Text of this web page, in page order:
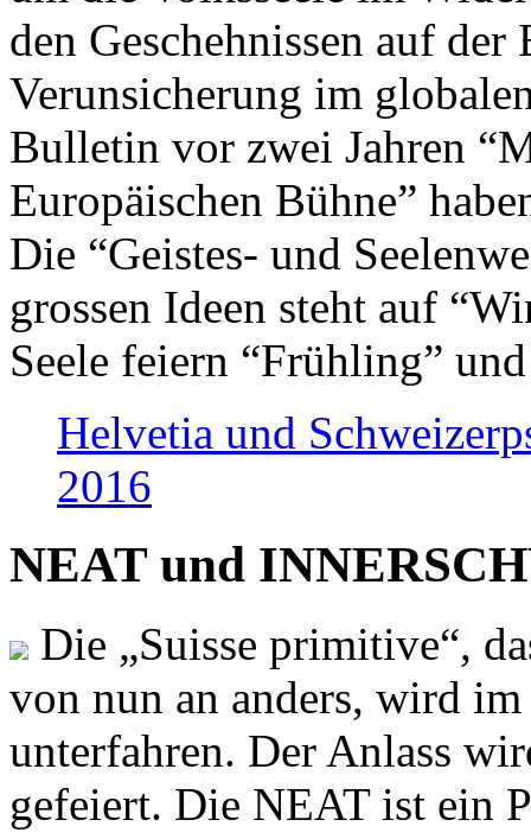
den Geschehnissen auf
Verunsicherung im
Bulletin vor zwei Jahren
Europäischen Bühne”
Die “Geistes- und
grossen Ideen steht auf
Seele feiern “Frühling”
Helvetia und
2016
NEAT und
Die „Suisse primitive“,
von nun an anders, wird
unterfahren. Der Anlass
gefeiert. Die NEAT ist ein